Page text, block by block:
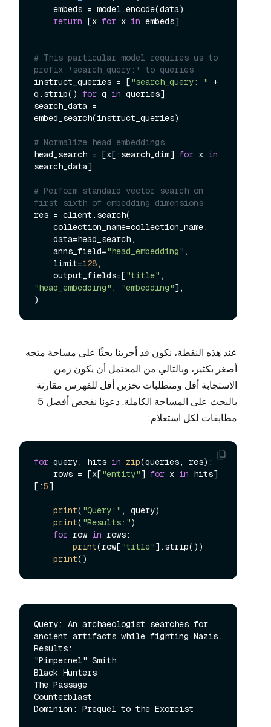
return [x for x in embeds]
# This particular model requires us to
prefix 'search_query:' to queries
instruct_queries = ["search_query: " +
q.strip() for q in queries]
search_data =
embed_search(instruct_queries)
# Normalize head embeddings
head_search = [x[:search_dim] for x in
search_data]
# Perform standard vector search on
first sixth of embedding dimensions
res = client.search(
    anns_field=
"head_embedding" ,
    limit=
128,
    output_fields=[
"title"
"head_embedding" , "embedding"],
عند هذه النقطة، نكون قد أجرينا بحثًا على مساحة متجه
أصغر بكثير، وبالتالي من المحتمل أن يكون زمن
الاستجابة أقل ومتطلبات تخزين أقل للفهرس مقارنة
بالبحث على المساحة الكاملة. دعونا نفحص أفضل 5
مطابقات لكل استعلام:
for query, hits in zip(queries, res):
    rows = [x[
"entity"] for x in hits]
[:5]
print( "Query:" , query)
print( "Results:")
for row in rows:
print(row["title"].strip())
print
Query: An archaeologist searches for
ancient artifacts while fighting Nazis.
Results:
"Pimpernel" Smith
Black Hunters
The Passage
Counterblast
Dominion: Prequel to the Exorcist